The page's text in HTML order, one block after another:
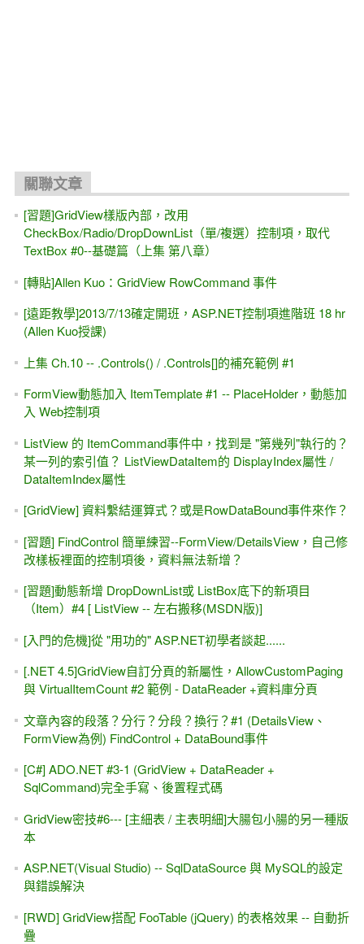
關聯文章
[習題]GridView樣版內部，改用
CheckBox/Radio/DropDownList（單/複選）控制項，取代
TextBox #0--基礎篇（上集 第八章）
[轉貼]Allen Kuo：GridView RowCommand 事件
[遠距教學]2013/7/13確定開班，ASP.NET控制項進階班 18 hr
(Allen Kuo授課)
上集 Ch.10 -- .Controls() / .Controls[]的補充範例 #1
FormView動態加入 ItemTemplate #1 -- PlaceHolder，動態加
入 Web控制項
ListView 的 ItemCommand事件中，找到是 "第幾列"執行的？
某一列的索引值？ ListViewDataItem的 DisplayIndex屬性 /
DataItemIndex屬性
[GridView] 資料繫結運算式？或是RowDataBound事件來作？
[習題] FindControl 簡單練習--FormView/DetailsView，自己修
改樣板裡面的控制項後，資料無法新增？
[習題]動態新增 DropDownList或 ListBox底下的新項目
（Item）#4 [ ListView -- 左右搬移(MSDN版)]
[入門的危機]從 "用功的" ASP.NET初學者談起......
[.NET 4.5]GridView自訂分頁的新屬性，AllowCustomPaging
與 VirtualItemCount #2 範例 - DataReader +資料庫分頁
文章內容的段落？分行？分段？換行？#1 (DetailsView、
FormView為例) FindControl + DataBound事件
[C#] ADO.NET #3-1 (GridView + DataReader +
SqlCommand)完全手寫、後置程式碼
GridView密技#6--- [主細表 / 主表明細]大腸包小腸的另一種版
本
ASP.NET(Visual Studio) -- SqlDataSource 與 MySQL的設定
與錯誤解決
[RWD] GridView搭配 FooTable (jQuery) 的表格效果 -- 自動折
疊